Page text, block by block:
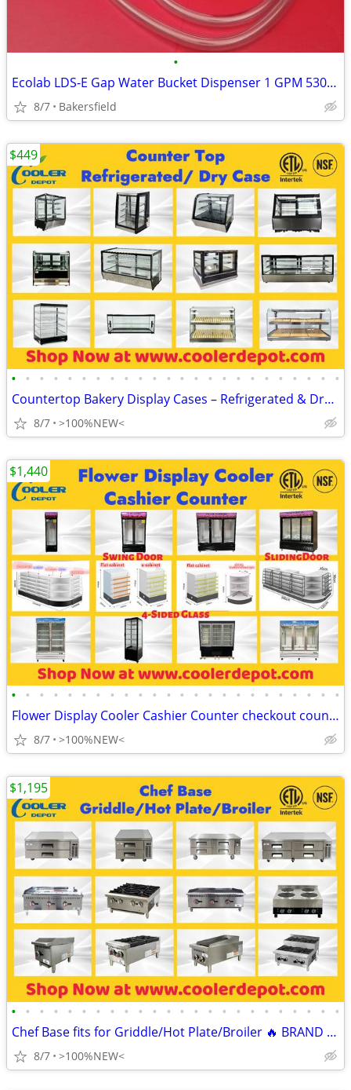
•
Ecolab LDS-E Gap Water Bucket Dispenser 1 GPM 53001923 5300-1923
8/7 Bakersfield
• • • • • • • • • • • • • • • • • • • • • • • •
Countertop Bakery Display Cases – Refrigerated & Dry Showcase <b
8/7 >100%NEW<
$449
• • • • • • • • • • • • • • • • • • • • • • • •
Flower Display Cooler Cashier Counter checkout counter 🔥 BR
8/7 >100%NEW<
$1,440
• • • • • • • • • • • • • • • • • • • • • • • •
Chef Base fits for Griddle/Hot Plate/Broiler 🔥 BRAND NEW NSF
8/7 >100%NEW<
$1,195